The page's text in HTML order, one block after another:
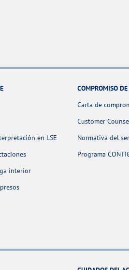
en LSE
interior
COMPROMISO DE
Carta de
Customer
Normativa del
Programa